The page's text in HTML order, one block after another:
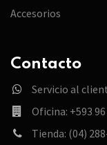
Accesorios
Contacto
Servicio al
Oficina: +593
Tienda: (04)